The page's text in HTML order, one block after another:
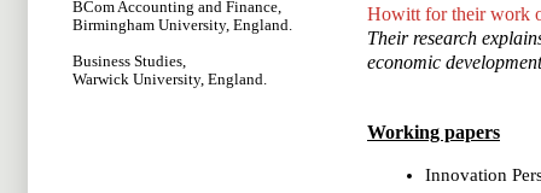
BCom Accounting and Finance,
Birmingham University, England.
Business Studies,
Warwick University, England.
Howitt for their work
Their research
economic
Working papers
Innovation